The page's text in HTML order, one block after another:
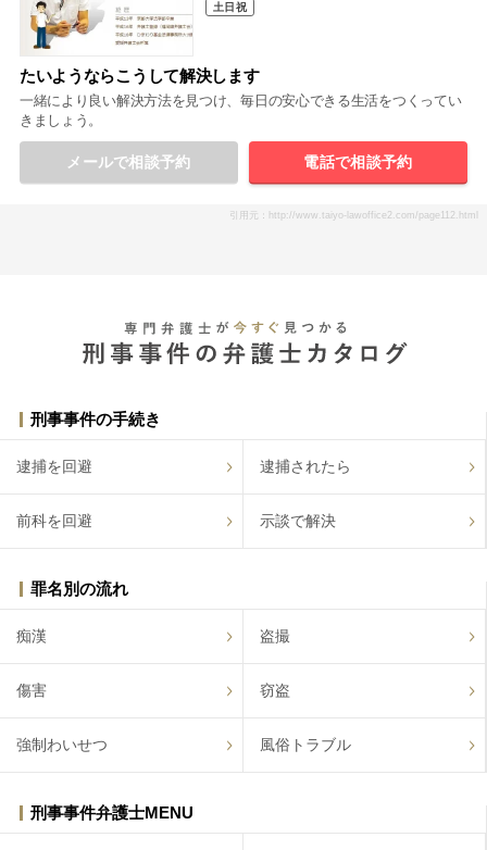
土日祝
たいようならこうして解決します
一緒により良い解決方法を見つけ、毎日の安心できる生活をつくってい
きましょう。
メールで相談予約 電話で相談予約
引用元：http://www.taiyo-lawoffice2.com/page112.html
刑事事件の手続き
逮捕を回避 逮捕されたら
前科を回避 示談で解決
罪名別の流れ
痴漢 盗撮
傷害 窃盗
強制わいせつ 風俗トラブル
刑事事件弁護士MENU